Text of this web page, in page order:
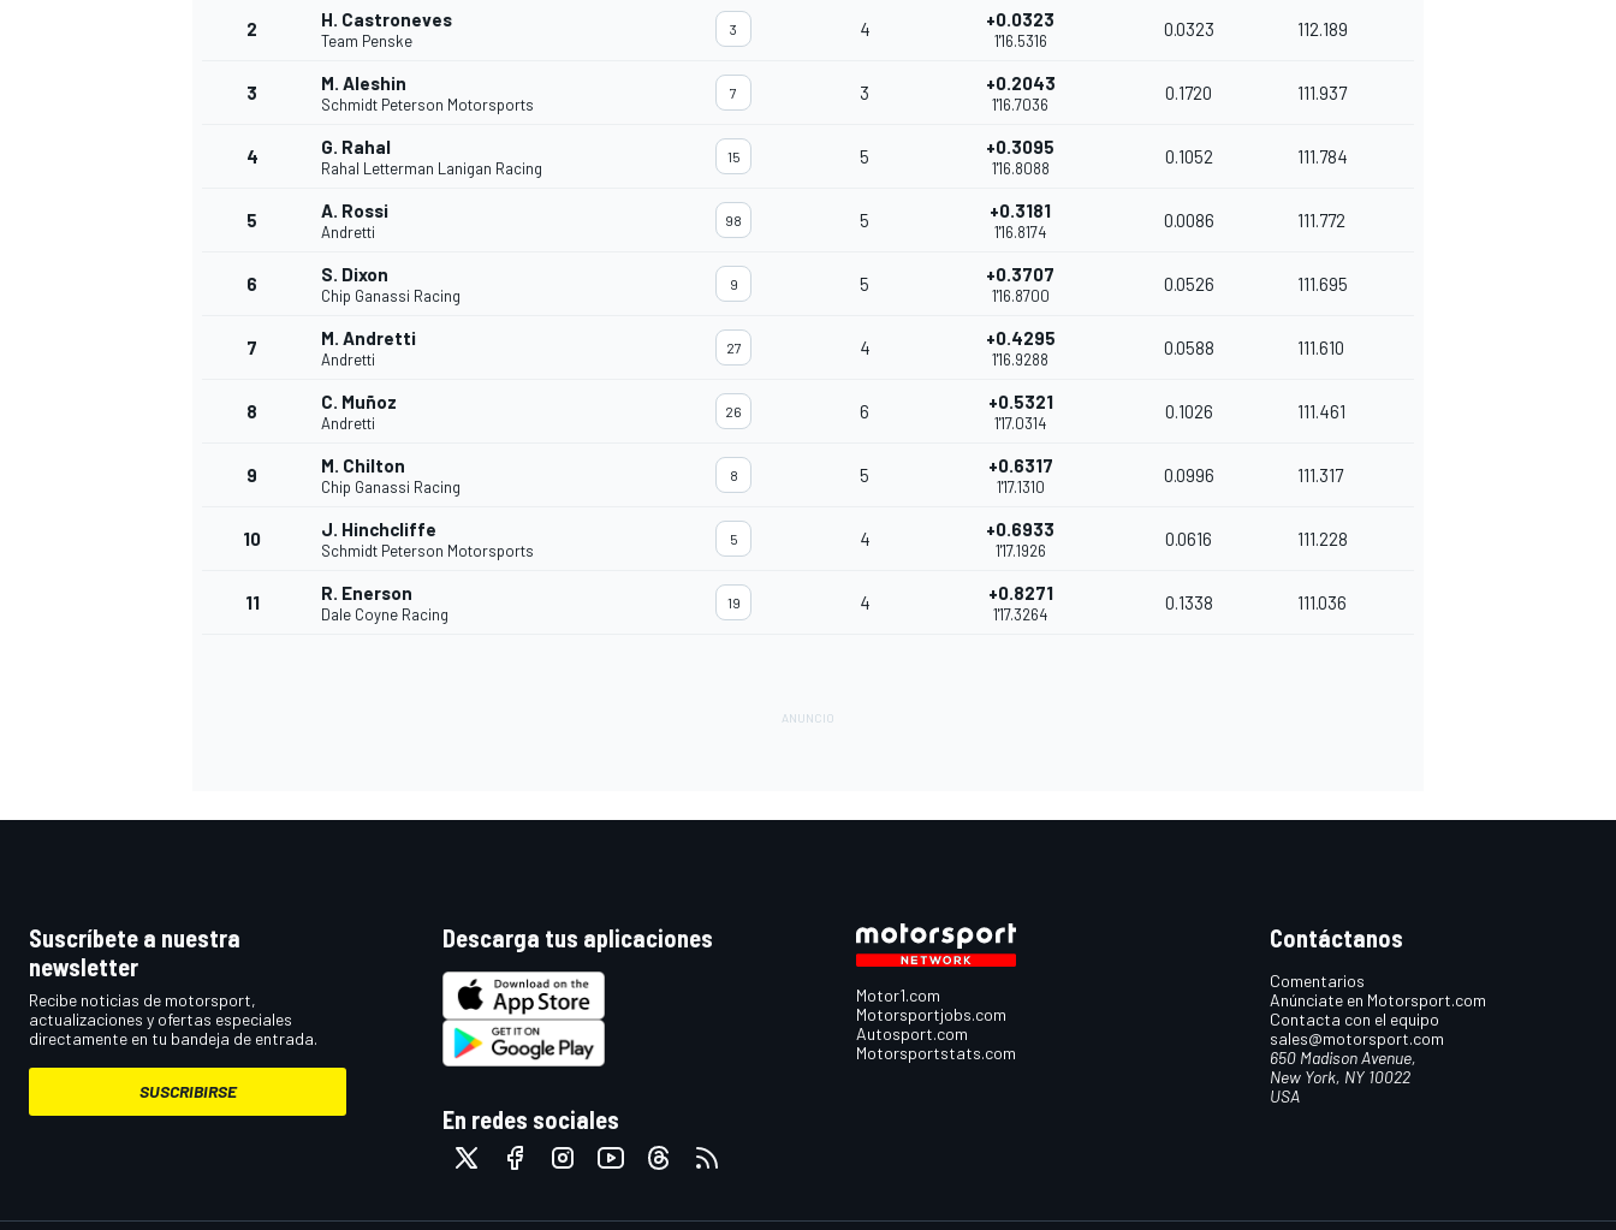
2 H. Castroneves
Team Penske
3 4 +0.0323
1'16.5316
0.0323 112.189
3 M. Aleshin
Schmidt Peterson Motorsports
7 3 +0.2043
1'16.7036
0.1720 111.937
4 G. Rahal
Rahal Letterman Lanigan Racing
15 5 +0.3095
1'16.8088
0.1052 111.784
5 A. Rossi
Andretti
98 5 +0.3181
1'16.8174
0.0086 111.772
6 S. Dixon
Chip Ganassi Racing
9 5 +0.3707
1'16.8700
0.0526 111.695
7 M. Andretti
Andretti
27 4 +0.4295
1'16.9288
0.0588 111.610
8 C. Muñoz
Andretti
26 6 +0.5321
1'17.0314
0.1026 111.461
9 M. Chilton
Chip Ganassi Racing
8 5 +0.6317
1'17.1310
0.0996 111.317
10 J. Hinchcliffe
Schmidt Peterson Motorsports
5 4 +0.6933
1'17.1926
0.0616 111.228
11 R. Enerson
Dale Coyne Racing
19 4 +0.8271
1'17.3264
0.1338 111.036
Suscríbete a nuestra
newsletter
Recibe noticias de motorsport,
actualizaciones y ofertas especiales
directamente en tu bandeja de entrada.
SUSCRIBIRSE
Descarga tus aplicaciones
En redes sociales
Motor1.com
Motorsportjobs.com
Autosport.com
Motorsportstats.com
Contáctanos
Comentarios
Anúnciate en Motorsport.com
Contacta con el equipo
sales@motorsport.com
650 Madison Avenue,
New York, NY 10022
USA